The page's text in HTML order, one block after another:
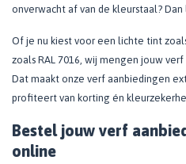
onverwacht af van de kleurstaal?
Of je nu kiest voor een lichte tint
zoals RAL 7016, wij mengen jouw
Dat maakt onze verf aanbiedingen
profiteert van korting én
Bestel jouw verf
online